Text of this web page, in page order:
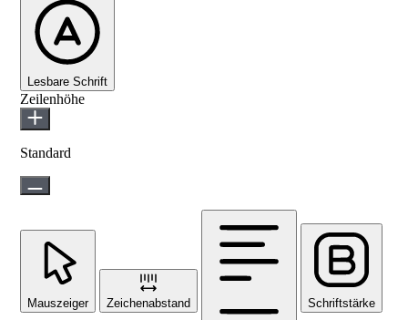
Lesbare Schrift
Zeilenhöhe
Standard
Mauszeiger Zeichenabstand Schriftstärke